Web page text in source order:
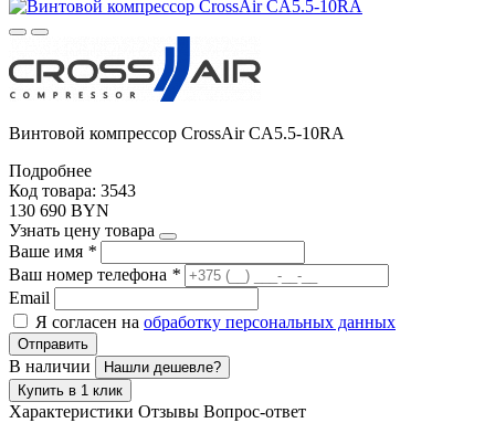
Винтовой компрессор CrossAir CA5.5-10RA
Подробнее
Код товара: 3543
130 690 BYN
Узнать цену товара
Ваше имя *
Ваш номер телефона *
Email
Я согласен на обработку персональных данных
Отправить
В наличии
Нашли дешевле?
Купить в 1 клик
Характеристики Отзывы Вопрос-ответ